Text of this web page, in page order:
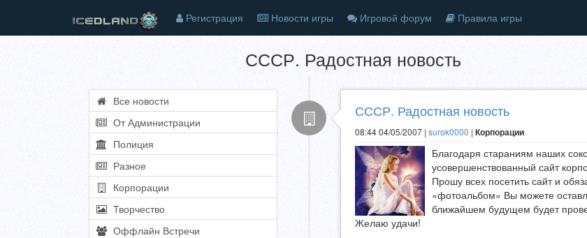
Регистрация Новости игры Игровой форум Правила игры
СССР. Радостная новость
Все новости
От Администрации
Полиция
Разное
Корпорации
Творчество
Оффлайн Встречи
СССР. Радостная новость
08:44 04/05/2007 | surok0000 | Корпорации
Благодаря стараниям наших
усовершенствованный сайт
Прошу всех посетить сайт и
«фотоальбом» Вы можете
ближайшем будущем будет
Желаю удачи!